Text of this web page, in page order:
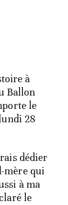
à
Ballon
le
28
dédier
mère qui
à ma
le